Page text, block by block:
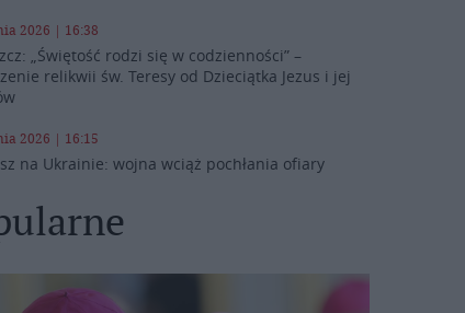
2026 | 16:38
„Świętość rodzi się w codzienności” –
relikwii św. Teresy od Dzieciątka Jezus i jej
2026 | 16:15
na Ukrainie: wojna wciąż pochłania ofiary